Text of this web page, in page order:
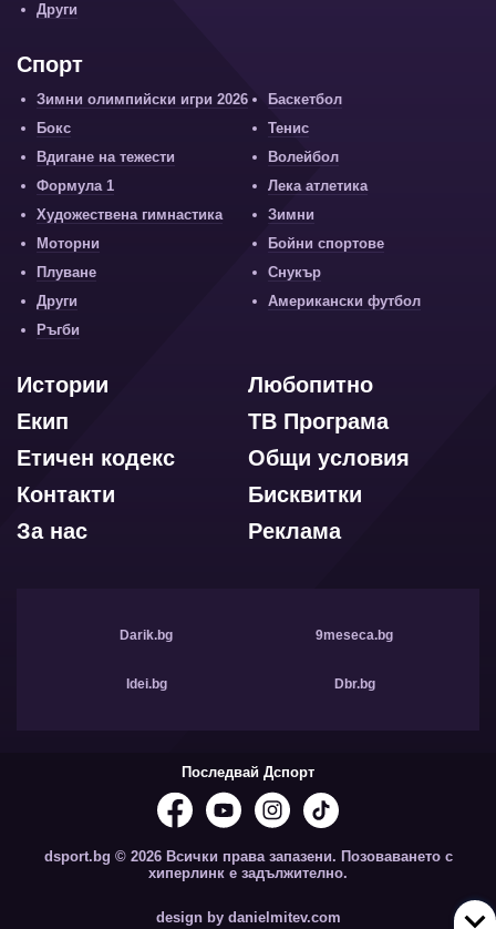
Други
Спорт
Зимни олимпийски игри 2026
Баскетбол
Бокс
Тенис
Вдигане на тежести
Волейбол
Формула 1
Лека атлетика
Художествена гимнастика
Зимни
Моторни
Бойни спортове
Плуване
Снукър
Други
Американски футбол
Ръгби
Любопитно
Истории
ТВ Програма
Екип
Общи условия
Етичен кодекс
Бисквитки
Контакти
Реклама
За нас
Darik.bg 9meseca.bg
Idei.bg Dbr.bg
Последвай Дспорт
dsport.bg © 2026 Всички права запазени. Позоваването с
хиперлинк е задължително.
design by danielmitev.com